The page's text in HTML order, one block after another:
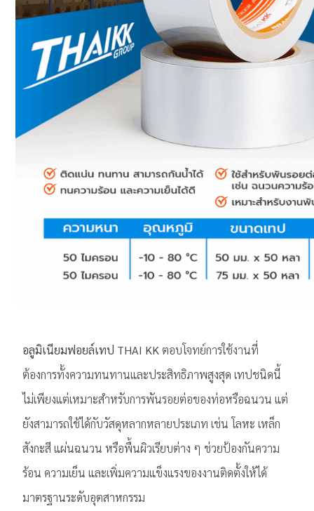
อลูมิเนียมฟอยล์เทป THAI KK ตอบโจทย์การใช้งานที่
ต้องการทั้งความทนทานและประสิทธิภาพสูงสุด เทปชนิดนี้
ไม่เพียงแต่เหมาะสำหรับการพันรอยต่อของท่อหรือฉนวน แต่
ยังสามารถใช้ได้กับวัสดุหลากหลายประเภท เช่น โลหะ เหล็ก
สังกะสี แผ่นฉนวน หรือพื้นผิวเรียบต่าง ๆ ช่วยป้องกันความ
ร้อน ความเย็น และเพิ่มความแข็งแรงของงานติดตั้งให้ได้
มาตรฐานระดับอุตสาหกรรม